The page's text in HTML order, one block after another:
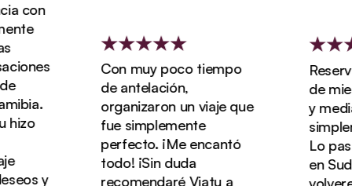
con
y
Con muy poco tiempo
de antelación,
organizaron un viaje que
fue simplemente
perfecto. ¡Me encantó
todo! ¡Sin duda
recomendaré Viatu a
de miel
y
Lo
en